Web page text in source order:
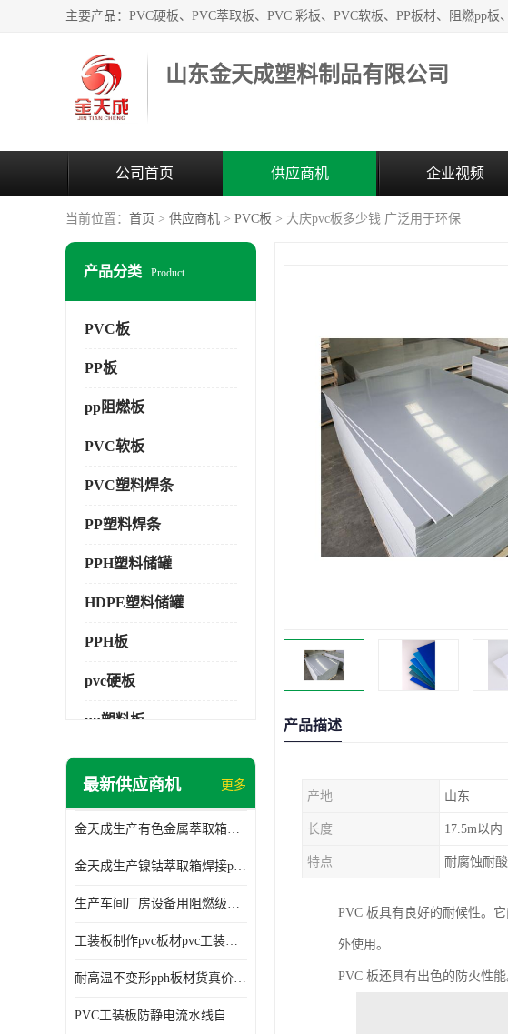
山东金天成塑料制品有限公司
公司首页 供应商机 企业视频
当前位置： 首页 > 供应商机 > PVC板 > 大庆pvc板多少钱 广泛用于环保
产品分类 Product
PVC板
PP板
pp阻燃板
PVC软板
PVC塑料焊条
PP塑料焊条
PPH塑料储罐
HDPE塑料储罐
PPH板
pvc硬板
pp塑料板
pvc萃取板
最新供应商机 更多
金天成生产有色金属萃取箱焊接pvc板
金天成生产镍钴萃取箱焊接pvc萃取板
生产车间厂房设备用阻燃级别pp硬板
工装板制作pvc板材pvc工装板材可折弯
耐高温不变形pph板材货真价值pph板材
PVC工装板防静电流水线自动化倍速线工装板
产品描述
产地 山东
长度 17.5m以内
特点 耐腐蚀耐
PVC 板具有良好的耐候性。
外使用。
PVC 板还具有出色的防火性